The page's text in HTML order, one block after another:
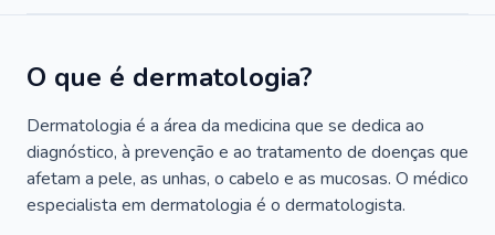
O que é dermatologia?
Dermatologia é a área da medicina que se dedica ao
diagnóstico, à prevenção e ao tratamento de doenças que
afetam a pele, as unhas, o cabelo e as mucosas. O médico
especialista em dermatologia é o dermatologista.